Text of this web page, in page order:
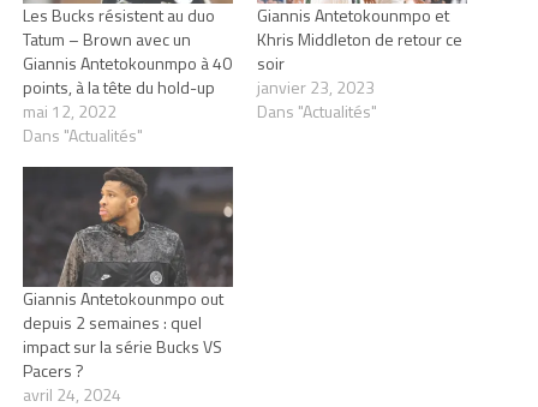
Les Bucks résistent au duo
Tatum – Brown avec un
Giannis Antetokounmpo à 40
points, à la tête du hold-up
mai 12, 2022
Dans "Actualités"
Giannis Antetokounmpo et
Khris Middleton de retour ce
soir
janvier 23, 2023
Dans "Actualités"
Giannis Antetokounmpo out
depuis 2 semaines : quel
impact sur la série Bucks VS
Pacers ?
avril 24, 2024